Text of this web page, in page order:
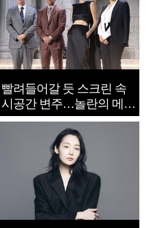
빨려들어갈 듯 스크린 속
시공간 변주…놀란의 메시
지는 ‘전쟁 속죄’